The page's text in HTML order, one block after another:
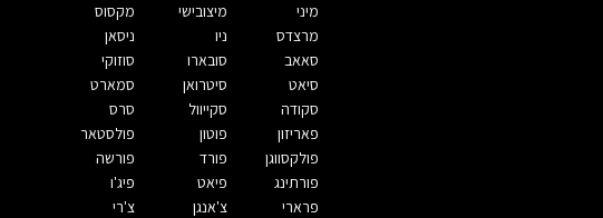
מיני
מיצובישי
מקסוס
מרצדס
ניו
ניסאן
סאאב
סובארו
סוזוקי
סיאט
סיטרואן
סמארט
סקודה
סקייוול
סרס
פאריזון
פוטון
פולסטאר
פולקסווגן
פורד
פורשה
פורתינג
פיאט
פיג'ו
פרארי
צ'אנגן צ'רי